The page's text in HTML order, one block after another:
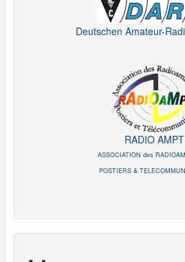
Deutschen Amateur-
RADIO AMPT
ASSOCIATION des
POSTIERS &